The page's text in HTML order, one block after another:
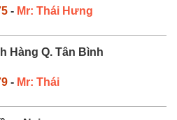
- Mr: Thái Hưng
Hàng Q. Tân Bình
- Mr: Thái